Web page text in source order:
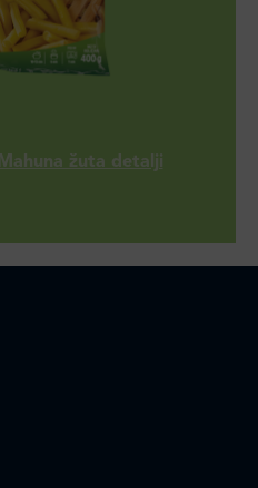
Mahuna žuta detalji